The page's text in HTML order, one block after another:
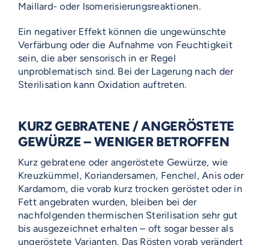
Maillard- oder Isomerisierungsreaktionen.
Ein negativer Effekt können die ungewünschte
Verfärbung oder die Aufnahme von Feuchtigkeit
sein, die aber sensorisch in er Regel
unproblematisch sind. Bei der Lagerung nach der
Sterilisation kann Oxidation auftreten.
KURZ GEBRATENE / ANGERÖSTETE
GEWÜRZE – WENIGER BETROFFEN
Kurz gebratene oder angeröstete Gewürze, wie
Kreuzkümmel, Koriandersamen, Fenchel, Anis oder
Kardamom, die vorab kurz trocken geröstet oder in
Fett angebraten wurden, bleiben bei der
nachfolgenden thermischen Sterilisation sehr gut
bis ausgezeichnet erhalten – oft sogar besser als
ungeröstete Varianten. Das Rösten vorab verändert